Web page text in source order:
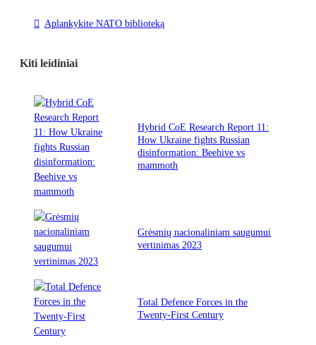
Aplankykite NATO biblioteką
Kiti leidiniai
Hybrid CoE Research Report 11:
How Ukraine fights Russian
disinformation: Beehive vs
mammoth
Grėsmių nacionaliniam saugumui
vertinimas 2023
Total Defence Forces in the
Twenty-First Century